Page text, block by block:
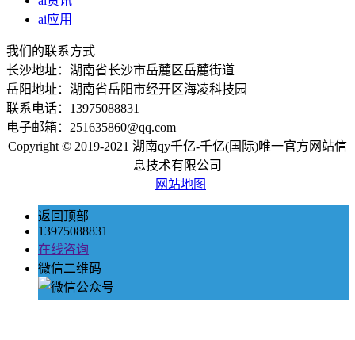
ai应用
我们的联系方式
长沙地址：湖南省长沙市岳麓区岳麓街道
岳阳地址：湖南省岳阳市经开区海凌科技园
联系电话：13975088831
电子邮箱：251635860@qq.com
Copyright © 2019-2021 湖南qy千亿-千亿(国际)唯一官方网站信
息技术有限公司
网站地图
返回顶部
13975088831
在线咨询
微信二维码